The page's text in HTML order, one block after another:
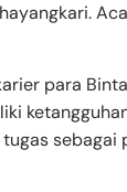
para
sebagai